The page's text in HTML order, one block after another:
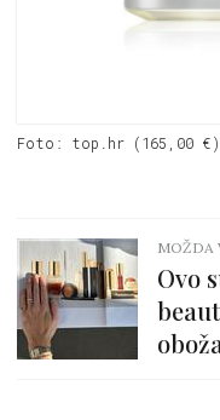
Foto: top.hr (165,00 €)
MOŽDA
Ovo